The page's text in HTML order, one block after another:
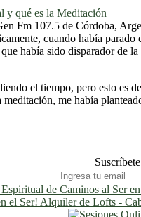
y qué es la Meditación
Fm 107.5 de Córdoba,
cuando había
había sido disparador de
el tiempo, pero esto es
me había